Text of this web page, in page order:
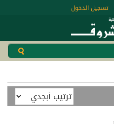
تسجيل الدخول